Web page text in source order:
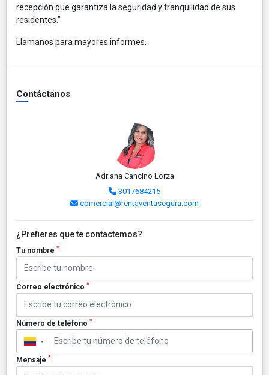
recepción que garantiza la seguridad y tranquilidad de sus
residentes."
Llamanos para mayores informes.
Contáctanos
Adriana Cancino Lorza
3017684215
comercial@rentaventasegura.com
¿Prefieres que te contactemos?
Tu nombre *
Correo electrónico *
Número de teléfono *
▼
Mensaje *